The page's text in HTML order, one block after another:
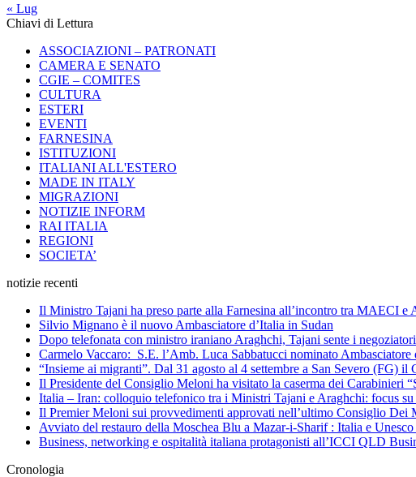
« Lug
Chiavi di Lettura
ASSOCIAZIONI – PATRONATI
CAMERA E SENATO
CGIE – COMITES
CULTURA
ESTERI
EVENTI
FARNESINA
ISTITUZIONI
ITALIANI ALL'ESTERO
MADE IN ITALY
MIGRAZIONI
NOTIZIE INFORM
RAI ITALIA
REGIONI
SOCIETA’
notizie recenti
Il Ministro Tajani ha preso parte alla Farnesina all’incontro tra MAECI
Silvio Mignano è il nuovo Ambasciatore d’Italia in Sudan
Dopo telefonata con ministro iraniano Araghchi, Tajani sente i
Carmelo Vaccaro: S.E. l’Amb. Luca Sabbatucci nominato Ambasciatore
“Insieme ai migranti”. Dal 31 agosto al 4 settembre a San Severo (FG)
Il Presidente del Consiglio Meloni ha visitato la caserma dei Carabinieri
Italia – Iran: colloquio telefonico tra i Ministri Tajani e Araghchi: focus
Il Premier Meloni sui provvedimenti approvati nell’ultimo Consiglio Dei
Avviato del restauro della Moschea Blu a Mazar-i-Sharif : Italia e
Business, networking e ospitalità italiana protagonisti all’ICCI QLD
Cronologia